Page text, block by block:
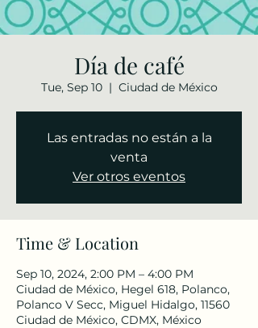
Día de café
Tue, Sep 10
  |
Ciudad de México
Las entradas no están a la
venta
Ver otros eventos
Time & Location
Sep 10, 2024, 2:00 PM – 4:00 PM
Ciudad de México, Hegel 618, Polanco,
Polanco V Secc, Miguel Hidalgo, 11560
Ciudad de México, CDMX, México